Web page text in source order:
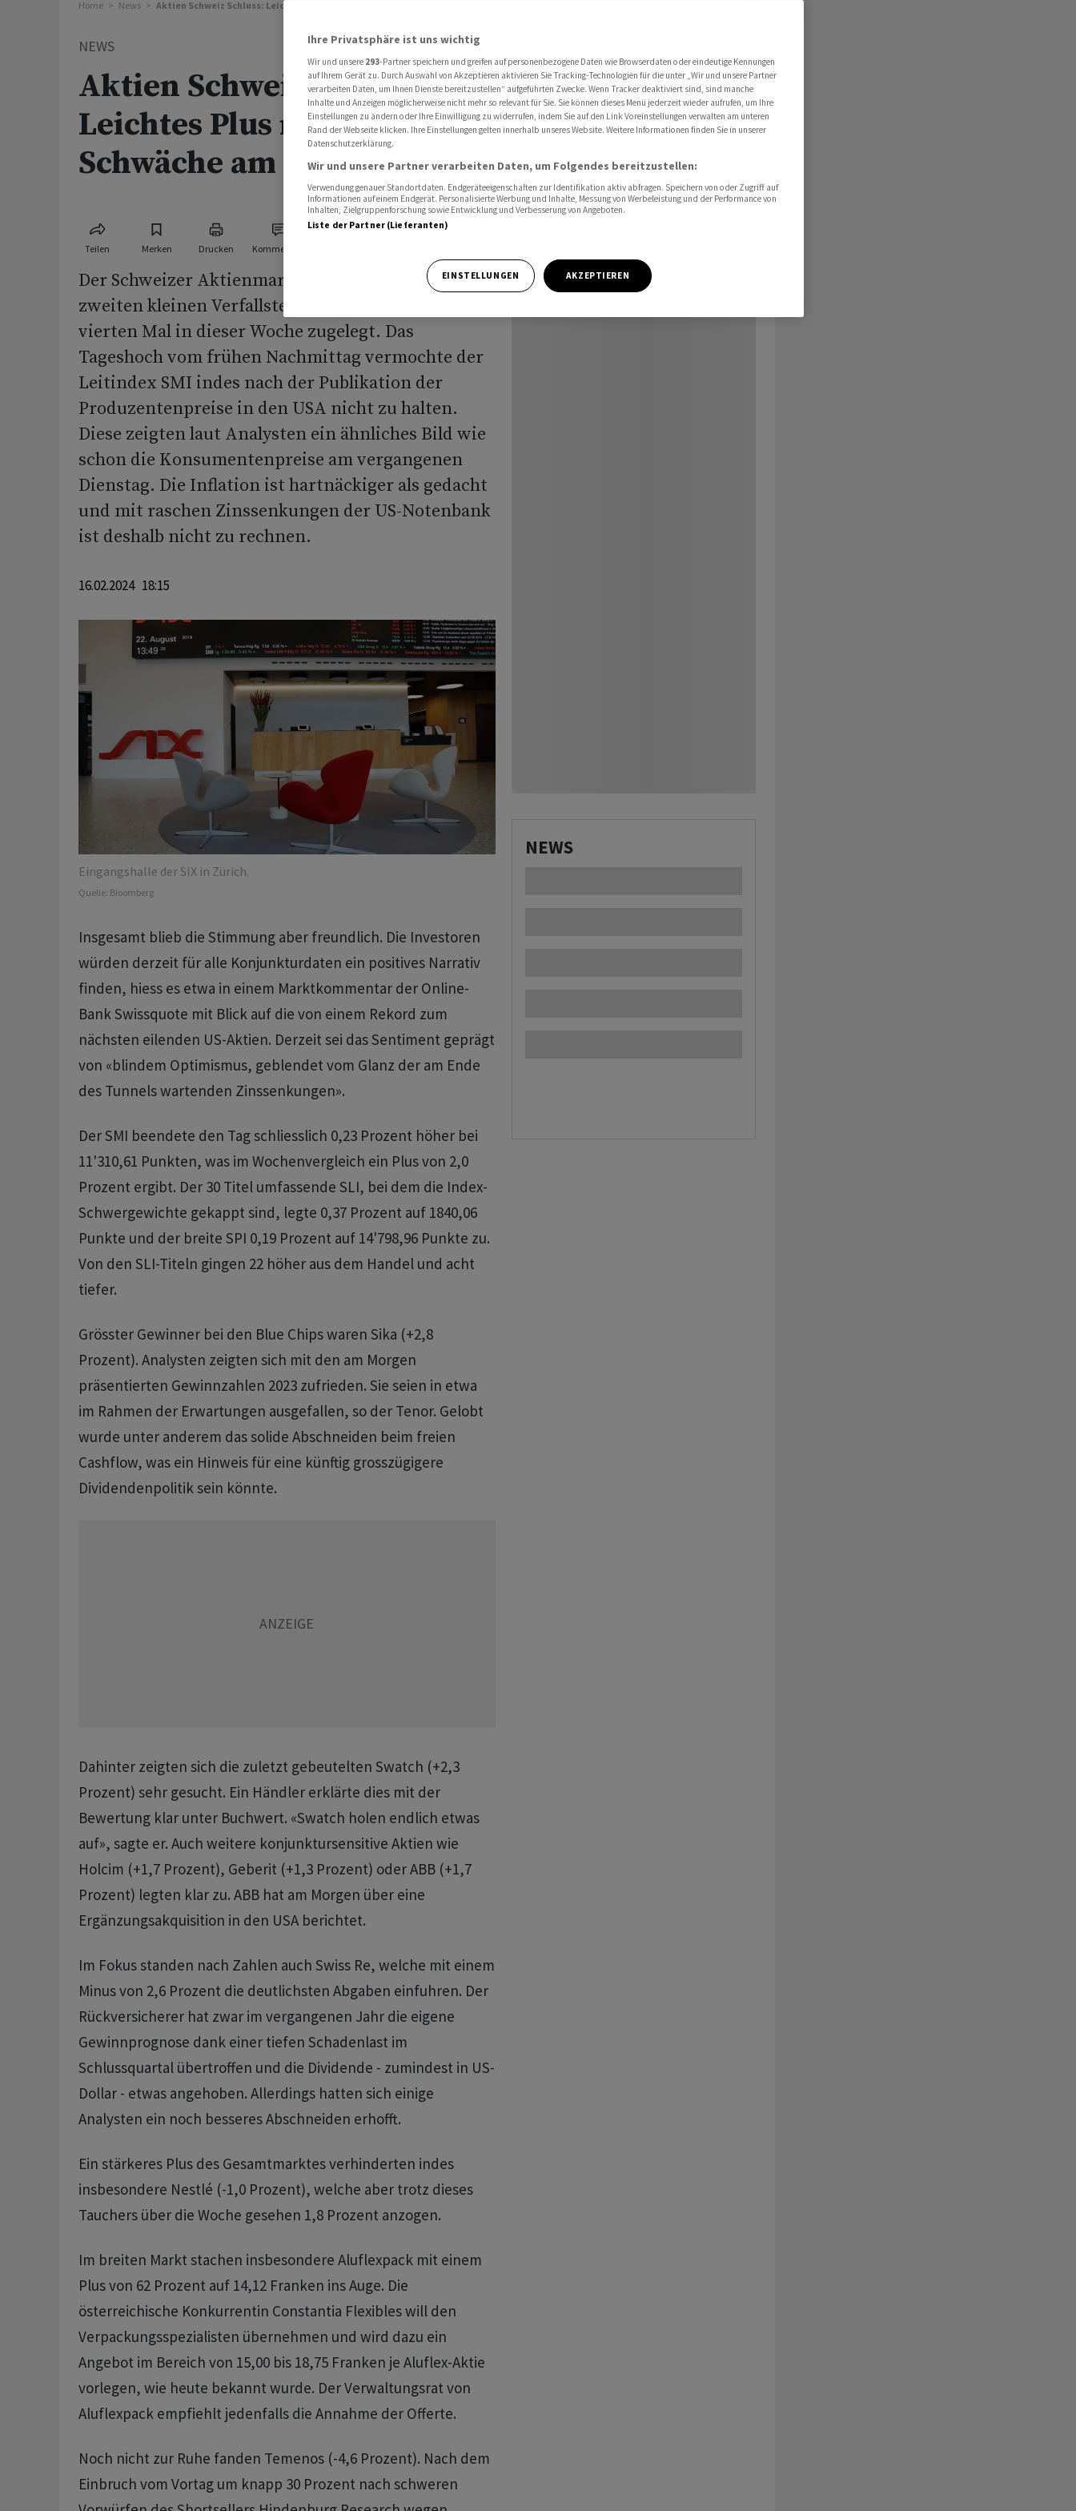
Home News Aktien Schweiz Schluss: Leichtes Plus nach Schwäche am Nachmittag
NEWS
Aktien Schweiz Schluss:
Leichtes Plus nach
Schwäche am Nachmittag
Teilen Merken Drucken Kommentare
Der Schweizer Aktienmarkt hat am Freitag - dem
zweiten kleinen Verfallstermin des Jahres - zum
vierten Mal in dieser Woche zugelegt. Das
Tageshoch vom frühen Nachmittag vermochte der
Leitindex SMI indes nach der Publikation der
Produzentenpreise in den USA nicht zu halten.
Diese zeigten laut Analysten ein ähnliches Bild wie
schon die Konsumentenpreise am vergangenen
Dienstag. Die Inflation ist hartnäckiger als gedacht
und mit raschen Zinssenkungen der US-Notenbank
ist deshalb nicht zu rechnen.
16.02.2024 18:15
Eingangshalle der SIX in Zürich.
Quelle: Bloomberg
Insgesamt blieb die Stimmung aber freundlich. Die Investoren
würden derzeit für alle Konjunkturdaten ein positives Narrativ
finden, hiess es etwa in einem Marktkommentar der Online-
Bank Swissquote mit Blick auf die von einem Rekord zum
nächsten eilenden US-Aktien. Derzeit sei das Sentiment geprägt
von «blindem Optimismus, geblendet vom Glanz der am Ende
des Tunnels wartenden Zinssenkungen».
Der SMI beendete den Tag schliesslich 0,23 Prozent höher bei
11'310,61 Punkten, was im Wochenvergleich ein Plus von 2,0
Prozent ergibt. Der 30 Titel umfassende SLI, bei dem die Index-
Schwergewichte gekappt sind, legte 0,37 Prozent auf 1840,06
Punkte und der breite SPI 0,19 Prozent auf 14'798,96 Punkte zu.
Von den SLI-Titeln gingen 22 höher aus dem Handel und acht
tiefer.
Grösster Gewinner bei den Blue Chips waren Sika (+2,8
Prozent). Analysten zeigten sich mit den am Morgen
präsentierten Gewinnzahlen 2023 zufrieden. Sie seien in etwa
im Rahmen der Erwartungen ausgefallen, so der Tenor. Gelobt
wurde unter anderem das solide Abschneiden beim freien
Cashflow, was ein Hinweis für eine künftig grosszügigere
Dividendenpolitik sein könnte.
Dahinter zeigten sich die zuletzt gebeutelten Swatch (+2,3
Prozent) sehr gesucht. Ein Händler erklärte dies mit der
Bewertung klar unter Buchwert. «Swatch holen endlich etwas
auf», sagte er. Auch weitere konjunktursensitive Aktien wie
Holcim (+1,7 Prozent), Geberit (+1,3 Prozent) oder ABB (+1,7
Prozent) legten klar zu. ABB hat am Morgen über eine
Ergänzungsakquisition in den USA berichtet.
Im Fokus standen nach Zahlen auch Swiss Re, welche mit einem
Minus von 2,6 Prozent die deutlichsten Abgaben einfuhren. Der
Rückversicherer hat zwar im vergangenen Jahr die eigene
Gewinnprognose dank einer tiefen Schadenlast im
Schlussquartal übertroffen und die Dividende - zumindest in US-
Dollar - etwas angehoben. Allerdings hatten sich einige
Analysten ein noch besseres Abschneiden erhofft.
Ein stärkeres Plus des Gesamtmarktes verhinderten indes
insbesondere Nestlé (-1,0 Prozent), welche aber trotz dieses
Tauchers über die Woche gesehen 1,8 Prozent anzogen.
Im breiten Markt stachen insbesondere Aluflexpack mit einem
Plus von 62 Prozent auf 14,12 Franken ins Auge. Die
österreichische Konkurrentin Constantia Flexibles will den
Verpackungsspezialisten übernehmen und wird dazu ein
Angebot im Bereich von 15,00 bis 18,75 Franken je Aluflex-Aktie
vorlegen, wie heute bekannt wurde. Der Verwaltungsrat von
Aluflexpack empfiehlt jedenfalls die Annahme der Offerte.
Noch nicht zur Ruhe fanden Temenos (-4,6 Prozent). Nach dem
Einbruch vom Vortag um knapp 30 Prozent nach schweren
NEWS
Ihre Privatsphäre ist uns wichtig
Wir und unsere 293-Partner speichern und greifen auf personenbezogene Daten wie Browserdaten oder eindeutige Kennungen
auf Ihrem Gerät zu. Durch Auswahl von Akzeptieren aktivieren Sie Tracking-Technologien für die unter „Wir und unsere Partner
verarbeiten Daten, um Ihnen Dienste bereitzustellen“ aufgeführten Zwecke. Wenn Tracker deaktiviert sind, sind manche
Inhalte und Anzeigen möglicherweise nicht mehr so relevant für Sie. Sie können dieses Menü jederzeit wieder aufrufen, um Ihre
Einstellungen zu ändern oder Ihre Einwilligung zu widerrufen, indem Sie auf den Link Voreinstellungen verwalten am unteren
Rand der Webseite klicken. Ihre Einstellungen gelten innerhalb unseres Website. Weitere Informationen finden Sie in unserer
Datenschutzerklärung.
Wir und unsere Partner verarbeiten Daten, um Folgendes bereitzustellen:
Verwendung genauer Standortdaten. Endgeräteeigenschaften zur Identifikation aktiv abfragen. Speichern von oder Zugriff auf
Informationen auf einem Endgerät. Personalisierte Werbung und Inhalte, Messung von Werbeleistung und der Performance von
Inhalten, Zielgruppenforschung sowie Entwicklung und Verbesserung von Angeboten.
Liste der Partner (Lieferanten)
EINSTELLUNGEN AKZEPTIEREN